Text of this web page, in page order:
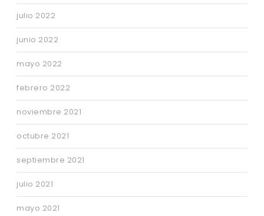
julio 2022
junio 2022
mayo 2022
febrero 2022
noviembre 2021
octubre 2021
septiembre 2021
julio 2021
mayo 2021